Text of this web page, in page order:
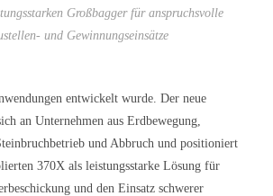
Großbagger für anspruchsvolle
und Gewinnungseinsätze
entwickelt wurde. Der neue
an Unternehmen aus Erdbewegung,
und Abbruch und positioniert
370X als leistungsstarke Lösung für
und den Einsatz schwerer